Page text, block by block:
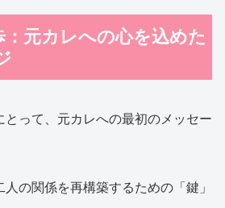
元カレへの心を込めた
とって、元カレへの最初のメッセー
の関係を再構築するための「鍵」